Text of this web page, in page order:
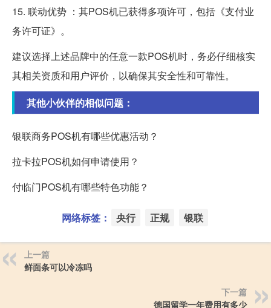
15. 联动优势 ：其POS机已获得多项许可，包括《支付业
务许可证》。
建议选择上述品牌中的任意一款POS机时，务必仔细核实
其相关资质和用户评价，以确保其安全性和可靠性。
其他小伙伴的相似问题：
银联商务POS机有哪些优惠活动？
拉卡拉POS机如何申请使用？
付临门POS机有哪些特色功能？
网络标签： 央行 正规 银联
上一篇
鲜面条可以冷冻吗
下一篇
德国留学一年费用有多少